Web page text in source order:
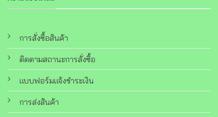
การสั่งซื้อสินค้า
ติดตามสถานะการสั่งซื้อ
แบบฟอร์มแจ้งชำระเงิน
การส่งสินค้า